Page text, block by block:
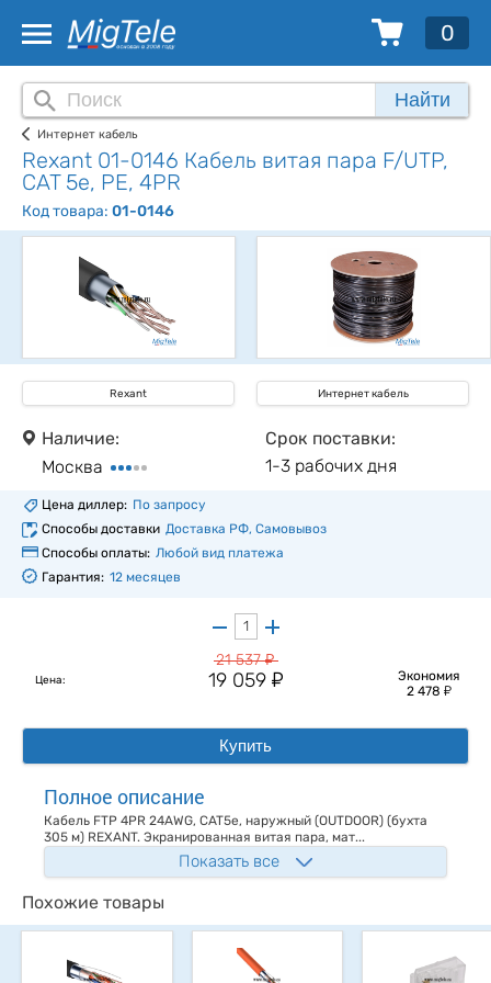
0
Найти
Интернет кабель
Rexant 01-0146 Кабель витая пара F/UTP,
CAT 5e, PE, 4PR
Код товара: 01-0146
Rexant Интернет кабель
Наличие:
Москва
Срок поставки:
1-3 рабочих дня
Цена диллер: По запросу
Способы доставки Доставка РФ, Самовывоз
Способы оплаты: Любой вид платежа
Гарантия: 12 месяцев
Цена:
21 537у
19 059 у
Экономия
2 478 у
Купить
Полное описание
Кабель FTP 4PR 24AWG, CAT5e, наружный (OUTDOOR) (бухта
305 м) REXANT. Экранированная витая пара, мат...
Показать все
Похожие товары